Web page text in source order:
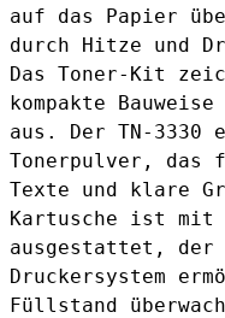
auf das Papier
durch Hitze und
Das Toner-Kit
kompakte
aus. Der TN-3330
Tonerpulver, das
Texte und klare
Kartusche ist mit
ausgestattet, der
Druckersystem
Füllstand